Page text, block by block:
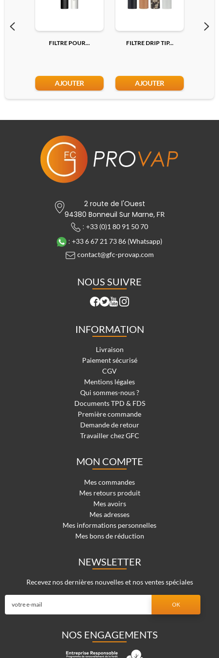
FILTRE POUR...
AJOUTER
FILTRE DRIP TIP...
AJOUTER
2 route de l'Ouest
94380 Bonneuil Sur Marne,FR
: +33 (0)1 80 91 50 70
: +33 6 67 21 73 86 (Whatsapp)
contact@gfc-provap.com
NOUS SUIVRE
INFORMATION
Livraison
Paiement sécurisé
CGV
Mentions légales
Qui sommes-nous ?
Documents TPD & FDS
Première commande
Demande de retour
Travailler chez GFC
MON COMPTE
Mes commandes
Mes retours produit
Mes avoirs
Mes adresses
Mes informations personnelles
Mes bons de réduction
NEWSLETTER
Recevez nos dernières nouvelles et nos ventes spéciales
NOS ENGAGEMENTS